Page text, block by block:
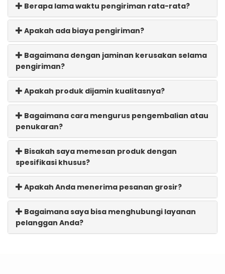
Berapa lama waktu pengiriman rata-rata?
Apakah ada biaya pengiriman?
Bagaimana dengan jaminan kerusakan selama
pengiriman?
Apakah produk dijamin kualitasnya?
Bagaimana cara mengurus pengembalian atau
penukaran?
Bisakah saya memesan produk dengan
spesifikasi khusus?
Apakah Anda menerima pesanan grosir?
Bagaimana saya bisa menghubungi layanan
pelanggan Anda?